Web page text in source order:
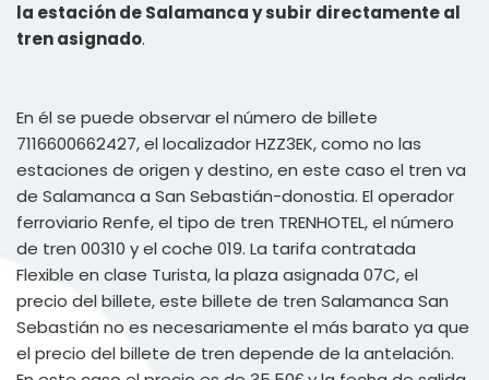
la estación de Salamanca y subir directamente al
tren asignado.
En él se puede observar el número de billete
7116600662427, el localizador HZZ3EK, como no las
estaciones de origen y destino, en este caso el tren va
de Salamanca a San Sebastián-donostia. El operador
ferroviario Renfe, el tipo de tren TRENHOTEL, el número
de tren 00310 y el coche 019. La tarifa contratada
Flexible en clase Turista, la plaza asignada 07C, el
precio del billete, este billete de tren Salamanca San
Sebastián no es necesariamente el más barato ya que
el precio del billete de tren depende de la antelación.